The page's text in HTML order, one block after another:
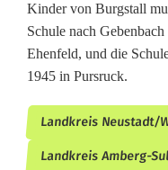
Kinder von Burgstall
Schule nach
Ehenfeld, und die
1945 in Pursruck.
Landkreis Neustadt/
Landkreis Amberg-